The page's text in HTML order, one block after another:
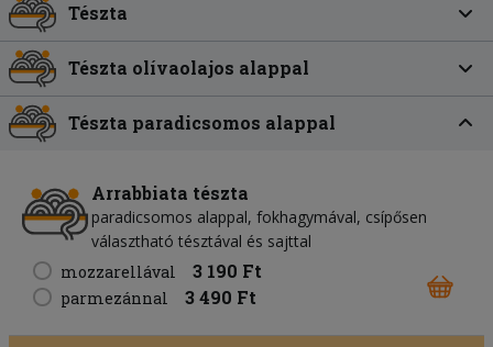
Tészta
Tészta olívaolajos alappal
Tészta paradicsomos alappal
Arrabbiata tészta
paradicsomos alappal, fokhagymával, csípősen
választható tésztával és sajttal
mozzarellával
3 190 Ft
parmezánnal 3 490 Ft